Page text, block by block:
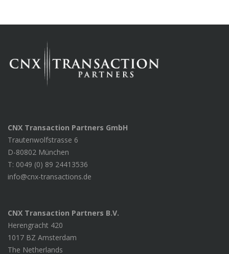
CNX Transaction Partners GmbH
Trautenwolfstrasse 6
D-80802 München
T: 0049 (0) 89 24413536
info@cnx-transactions.de
CNX Transaction Partners B.V.
Herengracht 420
1017 BZ Amsterdam
The Netherlands